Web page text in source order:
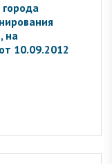
на
10.09.2012